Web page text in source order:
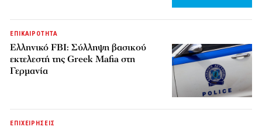
ΕΠΙΚΑΙΡΟΤΗΤΑ
Ελληνικό FBI: Σύλληψη βασικού
εκτελεστή της Greek Mafia στη
Γερμανία
ΕΠΙΧΕΙΡΗΣΕΙΣ